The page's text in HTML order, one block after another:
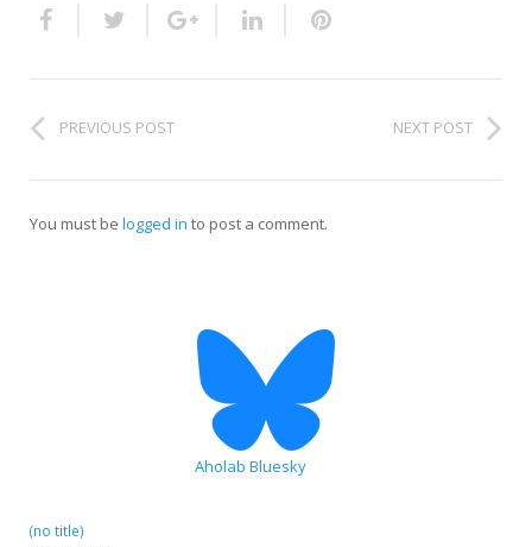
PREVIOUS POST NEXT POST
You must be logged in to post a comment.
Aholab Bluesky
(no title)